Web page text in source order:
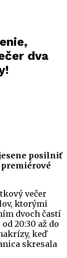
dva
posilniť
večer
ktorými
dvoch častí
20:30 až do
keď
skresala